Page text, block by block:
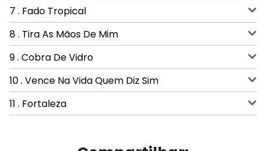
7 . Fado Tropical
8 . Tira As Mãos De Mim
9 . Cobra De Vidro
10 . Vence Na Vida Quem Diz Sim
11 . Fortaleza